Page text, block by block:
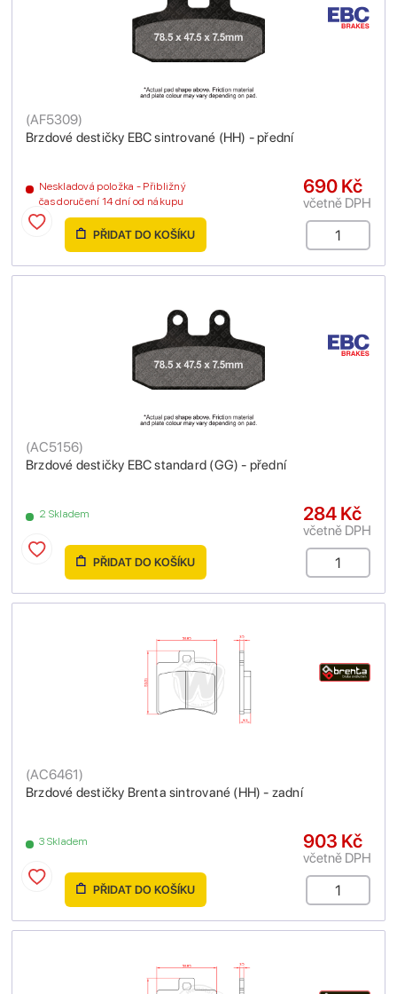
Brzdové destičky EBC sintrované (HH) - přední
(AF5309)
Neskladová položka - Přibližný
čas doručení 14 dní od nákupu
690 Kč
včetně DPH
PŘIDAT DO KOŠÍKU
Brzdové destičky EBC standard (GG) - přední
(AC5156)
2 Skladem 284 Kč
včetně DPH
PŘIDAT DO KOŠÍKU
Brzdové destičky Brenta sintrované (HH) - zadní
(AC6461)
3 Skladem 903 Kč
včetně DPH
PŘIDAT DO KOŠÍKU